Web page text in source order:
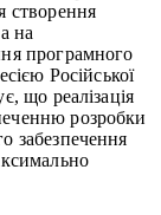
створення
на
програмного
Російської
що реалізація
розробки
забезпечення